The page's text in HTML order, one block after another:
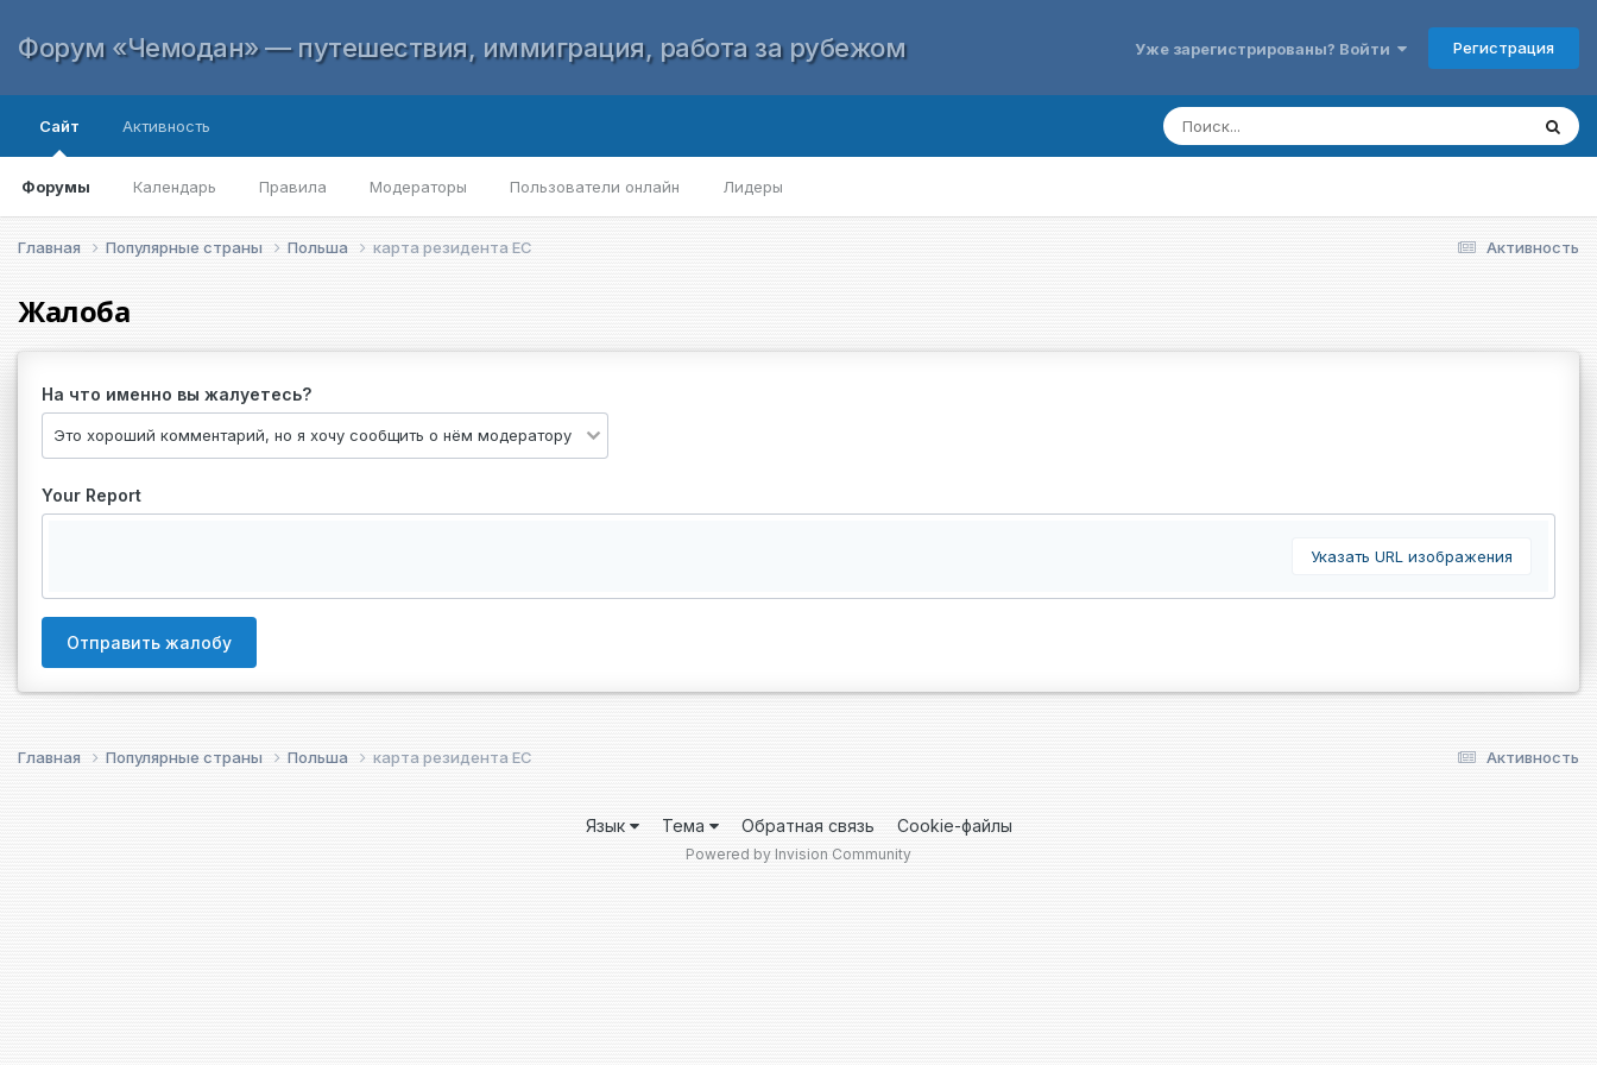
Форум «Чемодан» — путешествия, иммиграция, работа за рубежом Уже зарегистрированы? Войти Регистрация
Сайт
Форумы Календарь Правила Модераторы Пользователи онлайн Лидеры
Активность
Активность
Главная Популярные страны Польша карта резидента ЕС
Жалоба
На что именно вы жалуетесь?
Your Report
Указать URL изображения
Отправить жалобу
Активность
Главная Популярные страны Польша карта резидента ЕС
Язык Тема Обратная связь Cookie-файлы
Powered by Invision Community